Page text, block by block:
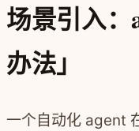
场景引入：
办法」
一个自动化 agent